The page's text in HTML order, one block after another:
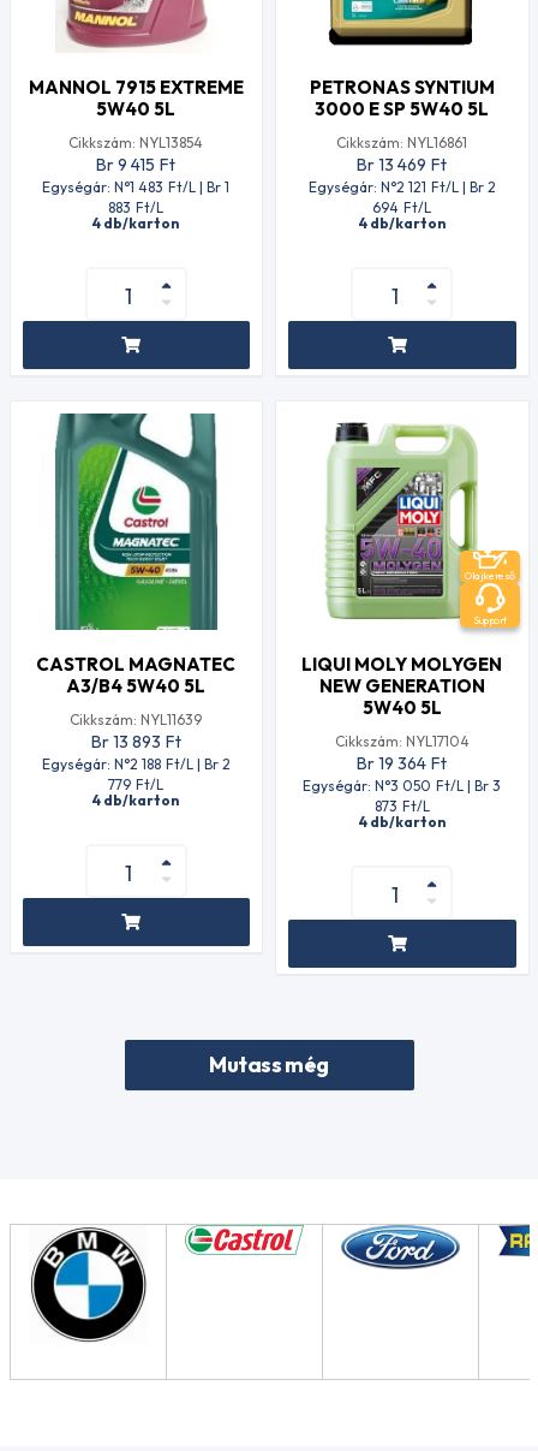
MANNOL 7915 EXTREME
5W40 5L
Cikkszám: NYL13854
Br 9 415 Ft
Egységár: N°1 483 Ft/L | Br 1
883 Ft/L
4 db/karton
PETRONAS SYNTIUM
3000 E SP 5W40 5L
Cikkszám: NYL16861
Br 13 469 Ft
Egységár: N°2 121 Ft/L | Br 2
694 Ft/L
4 db/karton
CASTROL MAGNATEC
A3/B4 5W40 5L
Cikkszám: NYL11639
Br 13 893 Ft
Egységár: N°2 188 Ft/L | Br 2
779 Ft/L
4 db/karton
LIQUI MOLY MOLYGEN
NEW GENERATION
5W40 5L
Cikkszám: NYL17104
Br 19 364 Ft
Egységár: N°3 050 Ft/L | Br 3
873 Ft/L
4 db/karton
Mutass még
Olajkereső
Support